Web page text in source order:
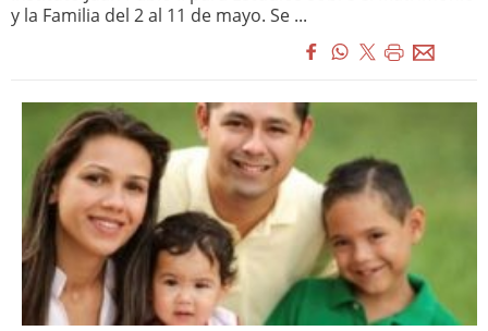
y la Familia del 2 al 11 de mayo. Se ...